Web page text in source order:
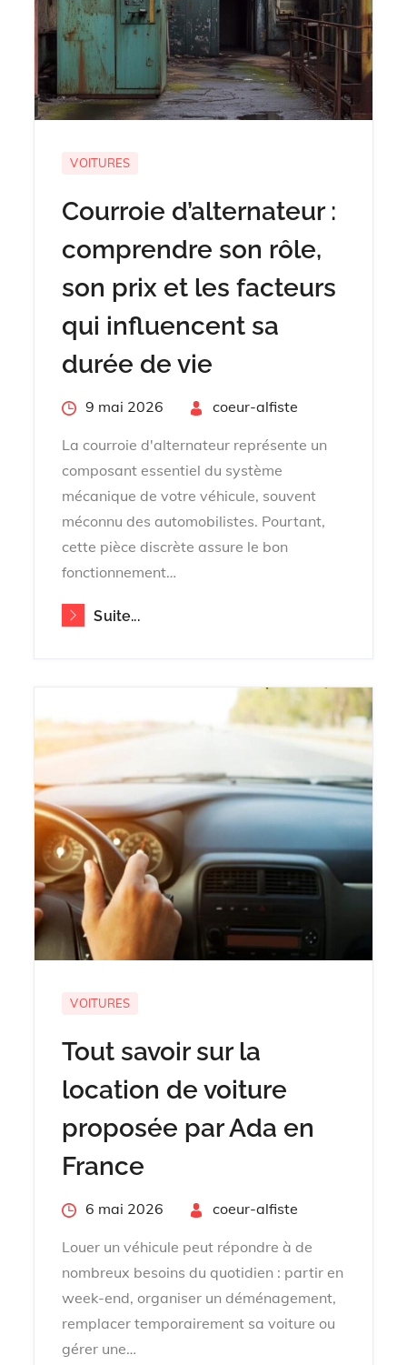
VOITURES
Courroie d’alternateur :
comprendre son rôle,
son prix et les facteurs
qui influencent sa
durée de vie
Posted9 mai 2026 coeur-alfiste
La courroie d'alternateur représente un
composant essentiel du système
mécanique de votre véhicule, souvent
méconnu des automobilistes. Pourtant,
cette pièce discrète assure le bon
fonctionnement…
Suite...
VOITURES
Tout savoir sur la
location de voiture
proposée par Ada en
France
Posted6 mai 2026 coeur-alfiste
Louer un véhicule peut répondre à de
nombreux besoins du quotidien : partir en
week-end, organiser un déménagement,
remplacer temporairement sa voiture ou
gérer une…